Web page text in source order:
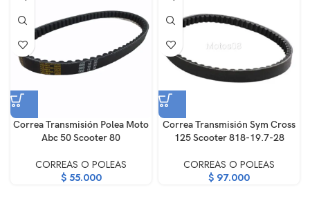
Correa Transmisión Polea Moto
Abc 50 Scooter 80
CORREAS O POLEAS
$55.000
Correa Transmisión Sym Cross
125 Scooter 818-19.7-28
CORREAS O POLEAS
$ 97.000